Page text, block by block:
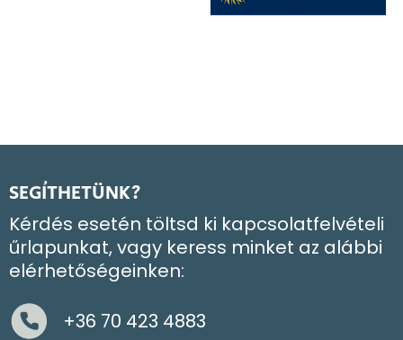
SEGÍTHETÜNK?
Kérdés esetén töltsd ki kapcsolatfelvételi
űrlapunkat, vagy keress minket az alábbi
elérhetőségeinken:
+36 70 423 4883